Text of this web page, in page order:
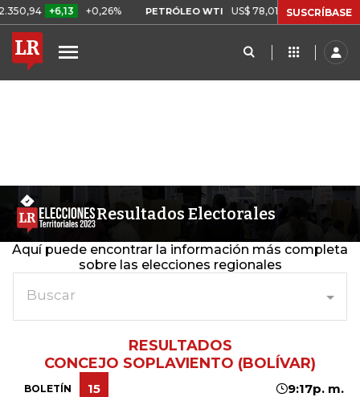
+6,13 +0,26% PETRÓLEO WTI US$ 78,01 US$ 2,92 +3,89%
SUSCRÍBASE
Resultados Electorales
Aquí puede encontrar la información más completa
sobre las elecciones regionales
Buscar
RESULTADOS
CONCEJO SOPLAVIENTO (BOLÍVAR)
BOLETÍN 15
9:17p. m.